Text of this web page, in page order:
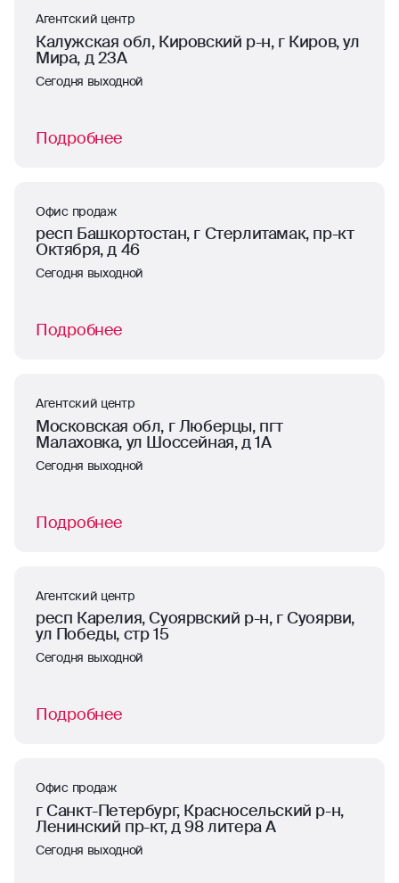
Агентский центр
Калужская обл, Кировский р-н, г Киров, ул
Мира, д 23А
Сегодня выходной
Подробнее
Офис продаж
респ Башкортостан, г Стерлитамак, пр-кт
Октября, д 46
Сегодня выходной
Подробнее
Агентский центр
Московская обл, г Люберцы, пгт
Малаховка, ул Шоссейная, д 1А
Сегодня выходной
Подробнее
Агентский центр
респ Карелия, Суоярвский р-н, г Суоярви,
ул Победы, стр 15
Сегодня выходной
Подробнее
Офис продаж
г Санкт-Петербург, Красносельский р-н,
Ленинский пр-кт, д 98 литера А
Сегодня выходной